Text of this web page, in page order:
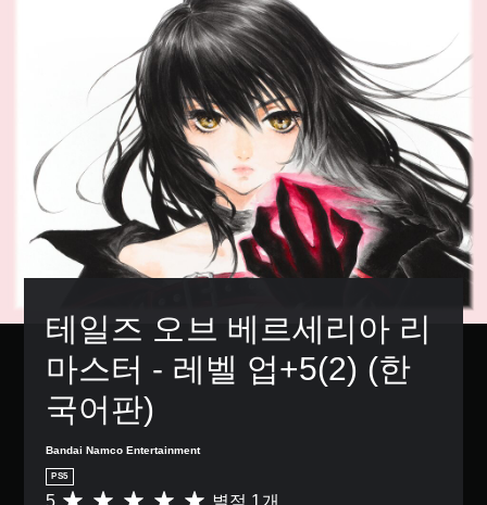
테일즈 오브 베르세리아 리
마스터 - 레벨 업+5(2) (한
국어판)
Bandai Namco Entertainment
PS5
5 별점 1개